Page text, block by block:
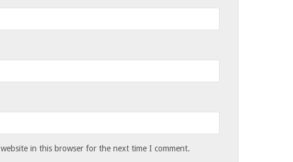
in this browser for the next time I comment.